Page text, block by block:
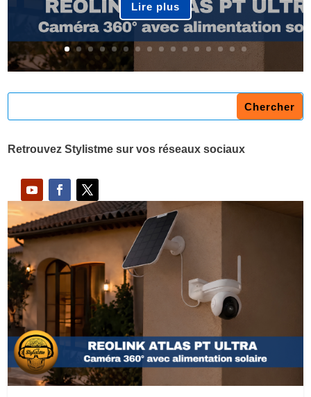
Lire plus
Retrouvez Stylistme sur vos réseaux sociaux